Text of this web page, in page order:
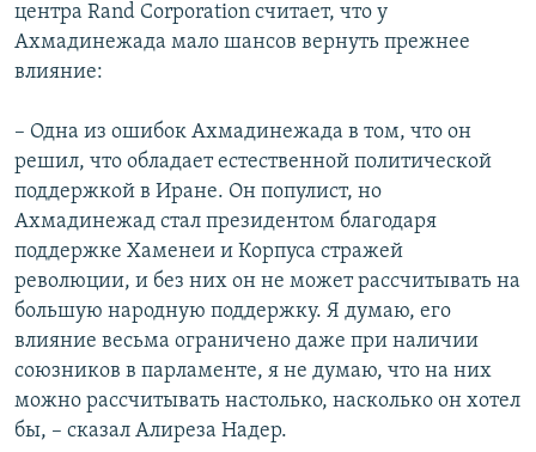
центра Rand Corporation считает, что у
Ахмадинежада мало шансов вернуть прежнее
влияние:
– Одна из ошибок Ахмадинежада в том, что он
решил, что обладает естественной политической
поддержкой в Иране. Он популист, но
Ахмадинежад стал президентом благодаря
поддержке Хаменеи и Корпуса стражей
революции, и без них он не может рассчитывать на
большую народную поддержку. Я думаю, его
влияние весьма ограничено даже при наличии
союзников в парламенте, я не думаю, что на них
можно рассчитывать настолько, насколько он хотел
бы, – сказал Алиреза Надер.